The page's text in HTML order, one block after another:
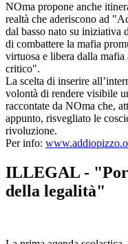
NOma propone anche
realtà che aderiscono ad
dal basso nato su iniziativa
di combattere la mafia
virtuosa e libera dalla
critico".
La scelta di inserire
volontà di rendere visibile
raccontate da NOma che,
appunto, risvegliato le
rivoluzione.
Per info:
ILLEGAL -
della legalità"